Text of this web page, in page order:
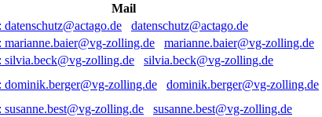
Mail
datenschutz@actago.de
marianne.baier@vg-zolling.de
silvia.beck@vg-zolling.de
dominik.berger@vg-zolling.de
susanne.best@vg-zolling.de